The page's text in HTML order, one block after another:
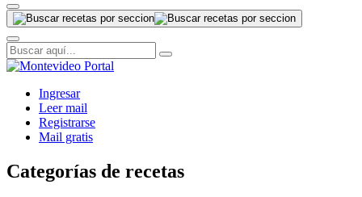
Ingresar
Leer mail
Registrarse
Mail gratis
Categorías de recetas